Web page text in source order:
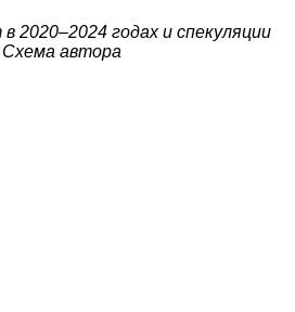
2020–2024 годах и спекуляции
автора